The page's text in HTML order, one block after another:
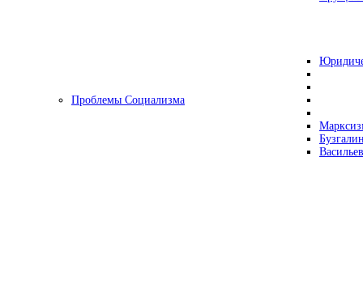
Проблемы Социализма